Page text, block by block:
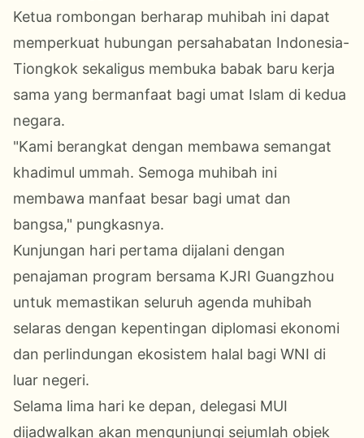
Ketua rombongan berharap muhibah ini dapat
memperkuat hubungan persahabatan Indonesia-
Tiongkok sekaligus membuka babak baru kerja
sama yang bermanfaat bagi umat Islam di kedua
negara.
"Kami berangkat dengan membawa semangat
khadimul ummah. Semoga muhibah ini
membawa manfaat besar bagi umat dan
bangsa," pungkasnya.
Kunjungan hari pertama dijalani dengan
penajaman program bersama KJRI Guangzhou
untuk memastikan seluruh agenda muhibah
selaras dengan kepentingan diplomasi ekonomi
dan perlindungan ekosistem halal bagi WNI di
luar negeri.
Selama lima hari ke depan, delegasi MUI
dijadwalkan akan mengunjungi sejumlah objek